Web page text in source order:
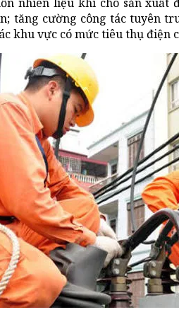
tăng cường công tác tuyên
khu vực có mức tiêu thụ điện